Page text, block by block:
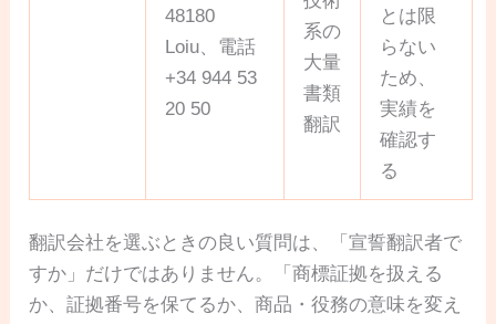
48180
Loiu、電話
+34 944 53
20 50
系の
大量
書類
翻訳
とは限
らない
ため、
実績を
確認す
る
翻訳会社を選ぶときの良い質問は、「宣誓翻訳者で
すか」だけではありません。「商標証拠を扱える
か、証拠番号を保てるか、商品・役務の意味を変え